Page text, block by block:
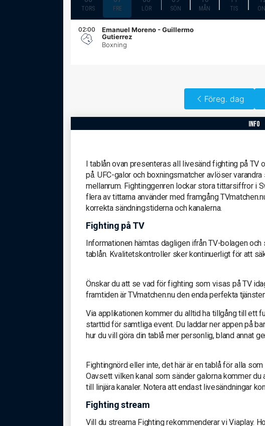
TORS FRE LÖR SÖN MÅN TIS
02:00
Emanuel Moreno - Guillermo
Gutierrez
Boxning
Föreg. dag
info
I tablån ovan presenteras all livesänd fighting på TV
på. UFC-galor och boxningsmatcher avlöser
mellanrum. Fightinggenren lockar stora tittarsiffror i
flera av tittarna använder med framgång
korrekta sändningstiderna och kanalerna.
Fighting på TV
Informationen hämtas dagligen ifrån TV-bolagen
tablån. Kvalitetskontroller sker kontinuerligt för att
Önskar du att se vad för fighting som visas på TV
framtiden är TVmatchen.nu den enda perfekta
Via applikationen kommer du alltid ha tillgång till ett
starttid för samtliga event. Du laddar ner appen på
hur du vill göra din tablå mer personlig, bland annat
Fightingnörd eller inte, det här är en tablå för alla
Oavsett vilken kanal som sänder galorna kommer
till linjära kanaler. Notera att endast livesändningar
Fighting stream
Vill du streama Fighting rekommenderar vi Viaplay.